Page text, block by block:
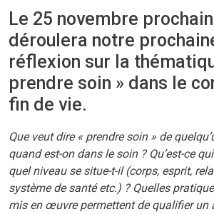
Le 25 novembre
déroulera notre
réflexion sur la
prendre soin » dans le
fin de vie.
Que veut dire « prendre soin » de
quand est-on dans le soin ? Qu’est-ce
quel niveau se situe-t-il (corps, esprit,
système de santé etc.) ? Quelles
mis en œuvre permettent de qualifier un